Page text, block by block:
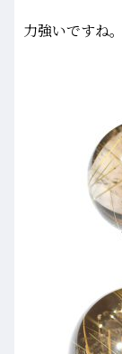
力強いですね。